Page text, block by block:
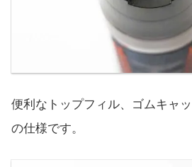
便利なトップフィル、ゴムキャ
の仕様です。